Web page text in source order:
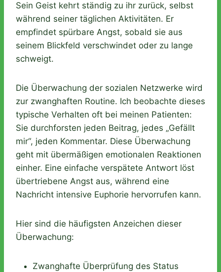
Sein Geist kehrt ständig zu ihr zurück, selbst
während seiner täglichen Aktivitäten. Er
empfindet spürbare Angst, sobald sie aus
seinem Blickfeld verschwindet oder zu lange
schweigt.
Die Überwachung der sozialen Netzwerke wird
zur zwanghaften Routine. Ich beobachte dieses
typische Verhalten oft bei meinen Patienten:
Sie durchforsten jeden Beitrag, jedes „Gefällt
mir“, jeden Kommentar. Diese Überwachung
geht mit übermäßigen emotionalen Reaktionen
einher. Eine einfache verspätete Antwort löst
übertriebene Angst aus, während eine
Nachricht intensive Euphorie hervorrufen kann.
Hier sind die häufigsten Anzeichen dieser
Überwachung:
Zwanghafte Überprüfung des Status